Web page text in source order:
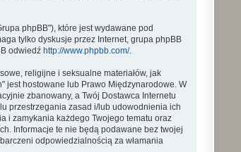
phpBB"), które jest wydawane pod
tylko dyskusje przez Internet, grupa phpBB
odwiedź http://www.phpbb.com/.
religijne i seksualne materiałów, jak
jest hostowane lub Prawo Międzynarodowe. W
zbanowany, a Twój Dostawca Internetu
przestrzegania zasad i/lub udowodnienia ich
i zamykania każdego Twojego tematu oraz
Informacje te nie będą podawane bez twojej
odpowiedzialnością za włamania